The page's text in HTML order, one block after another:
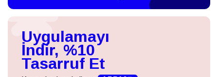
Uygulamayı
İndir, %10
Tasarruf Et